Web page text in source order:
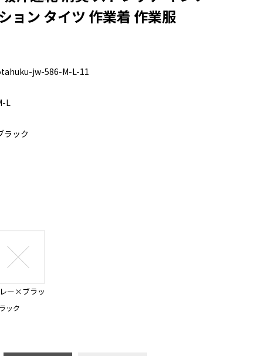
ョン タイツ 作業着 作業服
jw-586-M-L-11
L
ラック
ー×ブラッ
ク
ック